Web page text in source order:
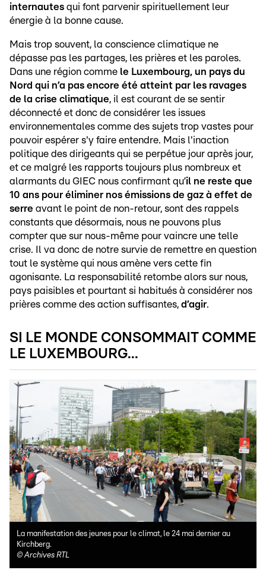
internautes qui font parvenir spirituellement leur
énergie à la bonne cause.
Mais trop souvent, la conscience climatique ne
dépasse pas les partages, les prières et les paroles.
Dans une région comme le Luxembourg, un pays du
Nord qui n’a pas encore été atteint par les ravages
de la crise climatique, il est courant de se sentir
déconnecté et donc de considérer les issues
environnementales comme des sujets trop vastes pour
pouvoir espérer s'y faire entendre. Mais l'inaction
politique des dirigeants qui se perpétue jour après jour,
et ce malgré les rapports toujours plus nombreux et
alarmants du GIEC nous confirmant qu’il ne reste que
10 ans pour éliminer nos émissions de gaz à effet de
serre avant le point de non-retour, sont des rappels
constants que désormais, nous ne pouvons plus
compter que sur nous-même pour vaincre une telle
crise. Il va donc de notre survie de remettre en question
tout le système qui nous amène vers cette fin
agonisante. La responsabilité retombe alors sur nous,
pays paisibles et pourtant si habitués à considérer nos
prières comme des action suffisantes, d’agir.
SI LE MONDE CONSOMMAIT COMME
LE LUXEMBOURG...
La manifestation des jeunes pour le climat, le 24 mai dernier au
Kirchberg.
©Archives RTL